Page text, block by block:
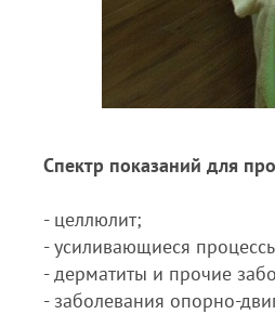
Спектр показаний для
- целлюлит;
- усиливающиеся
- дерматиты и прочие
- заболевания опорно-